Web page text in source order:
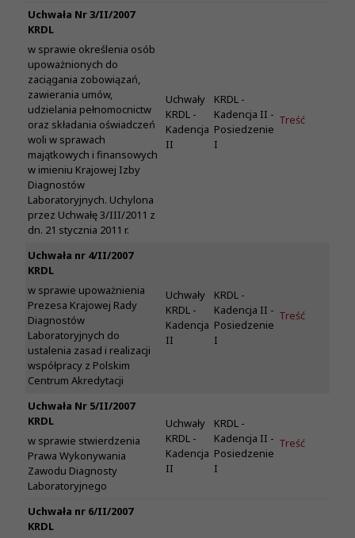
Uchwała Nr 3/II/2007
KRDL
w sprawie określenia osób
upoważnionych do
zaciągania zobowiązań,
zawierania umów,
udzielania pełnomocnictw
oraz składania oświadczeń
woli w sprawach
majątkowych i finansowych
w imieniu Krajowej Izby
Diagnostów
Laboratoryjnych. Uchylona
przez Uchwałę 3/III/2011 z
dn. 21 stycznia 2011 r.
Uchwały
KRDL -
Kadencja
II
KRDL -
Kadencja II -
Posiedzenie
I
Treść
Uchwała nr 4/II/2007
KRDL
w sprawie upoważnienia
Prezesa Krajowej Rady
Diagnostów
Laboratoryjnych do
ustalenia zasad i realizacji
współpracy z Polskim
Centrum Akredytacji
Uchwały
KRDL -
Kadencja
II
KRDL -
Kadencja II -
Posiedzenie
I
Treść
Uchwała Nr 5/II/2007
KRDL
w sprawie stwierdzenia
Prawa Wykonywania
Zawodu Diagnosty
Laboratoryjnego
Uchwały
KRDL -
Kadencja
II
KRDL -
Kadencja II -
Posiedzenie
I
Treść
Uchwała nr 6/II/2007
KRDL